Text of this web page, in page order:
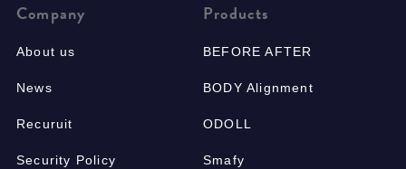
Company
About us
News
Recuruit
Security Policy
Products
BEFORE AFTER
BODY Alignment
ODOLL
Smafy